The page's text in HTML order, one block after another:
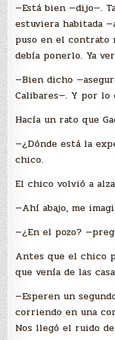
—Está bien —dijo—.
estuviera habitada
puso en el contrato
debía ponerlo. Ya
—Bien dicho
Calibares—. Y por lo
Hacía un rato que
—¿Dónde está la
chico.
El chico volvió a
—Ahí abajo, me
—¿En el pozo?
Antes que el chico
que venía de las
—Esperen un
corriendo en una
Nos llegó el ruido